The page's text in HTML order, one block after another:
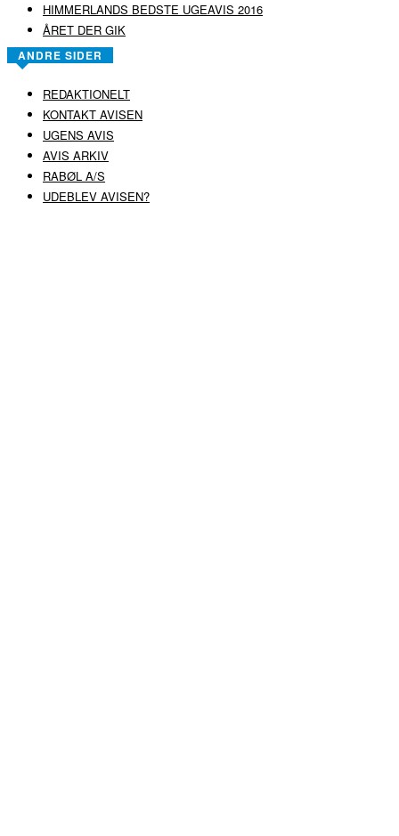
HIMMERLANDS BEDSTE UGEAVIS 2016
ÅRET DER GIK
ANDRE SIDER
REDAKTIONELT
KONTAKT AVISEN
UGENS AVIS
AVIS ARKIV
RABØL A/S
UDEBLEV AVISEN?